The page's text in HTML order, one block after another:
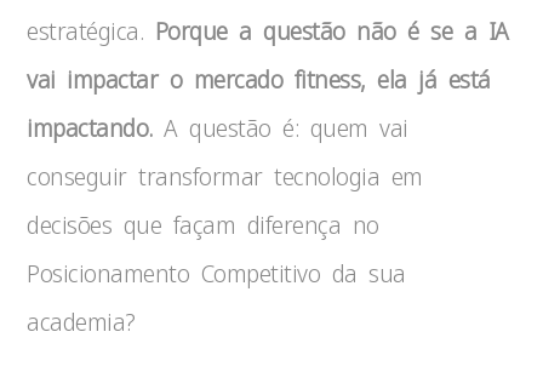
estratégica. Porque a questão não é se a IA
vai impactar o mercado fitness, ela já está
impactando.A questão é: quem vai
conseguir transformar tecnologia em
decisões que façam diferença no
Posicionamento Competitivo da sua
academia?